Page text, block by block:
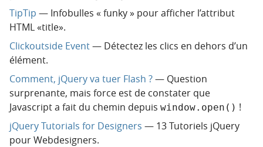
TipTip — Infobulles « funky » pour afficher l’attribut
HTML «title».
Clickoutside Event— Détectez les clics en dehors d’un
élément.
Comment, jQuery va tuer Flash ?— Question
surprenante, mais force est de constater que
Javascript a fait du chemin depuis window.open() !
jQuery Tutorials for Designers — 13 Tutoriels jQuery
pour Webdesigners.